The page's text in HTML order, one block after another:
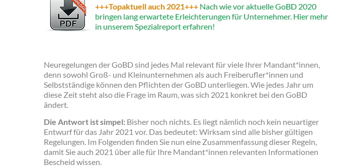
+++Topaktuell auch 2021+++ Nach wie vor aktuelle GoBD 2020
bringen lang erwartete Erleichterungen für Unternehmer. Hier mehr
in unserem Spezialreport erfahren!
Neuregelungen der GoBD sind jedes Mal relevant für viele Ihrer Mandant*innen,
denn sowohl Groß- und Kleinunternehmen als auch Freiberufler*innen und
Selbstständige können den Pflichten der GoBD unterliegen. Wie jedes Jahr um
diese Zeit steht also die Frage im Raum, was sich 2021 konkret bei den GoBD
ändert.
Die Antwort ist simpel: Bisher noch nichts. Es liegt nämlich noch kein neuartiger
Entwurf für das Jahr 2021 vor. Das bedeutet: Wirksam sind alle bisher gültigen
Regelungen. Im Folgenden finden Sie nun eine Zusammenfassung dieser Regeln,
damit Sie auch 2021 über alle für Ihre Mandant*innen relevanten Informationen
Bescheid wissen.